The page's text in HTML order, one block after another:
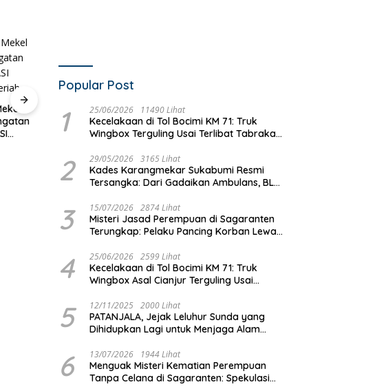
Cukup!
Trayek
Hanya Merekah Sanksi Kertas?
Di Balik Pertambangan Emas
Ilegal Bantargadung dan Bom
Semrawut: Angkot 09 ‘Sentil’
Dishub Jabar dan Ancam
Popular Post
1 25/06/2026 11490 Lihat
Kecelakaan di Tol Bocimi KM 71: Truk
Wingbox Terguling Usai Terlibat Tabrakan
2 29/05/2026 3165 Lihat
Kades Karangmekar Sukabumi Resmi
Tersangka: Dari Gadaikan Ambulans, BLT
3 15/07/2026 2874 Lihat
Misteri Jasad Perempuan di Sagaranten
Terungkap: Pelaku Pancing Korban Lewat
4 25/06/2026 2599 Lihat
Kecelakaan di Tol Bocimi KM 71: Truk
Wingbox Asal Cianjur Terguling Usai
RS Sekarwangi
5 12/11/2025 2000 Lihat
PATANJALA, Jejak Leluhur Sunda yang
Dihidupkan Lagi untuk Menjaga Alam
6 13/07/2026 1944 Lihat
Menguak Misteri Kematian Perempuan
Tanpa Celana di Sagaranten: Spekulasi